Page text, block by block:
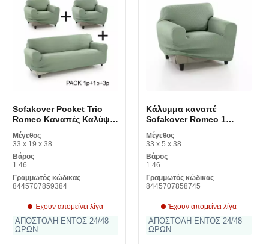
Sofakover Pocket Trio
Romeo Καναπές Καλύψτε
3 κομμάτια
Μέγεθος
33 x 19 x 38
Βάρος
1.46
Γραμμωτός κώδικας
8445707859384
Έχουν απομείνει λίγα
ΑΠΟΣΤΟΛΗ ΕΝΤΟΣ 24/48
ΩΡΩΝ
Κάλυμμα καναπέ
Sofakover Romeo 1
κάθισμα
Μέγεθος
33 x 5 x 38
Βάρος
1.46
Γραμμωτός κώδικας
8445707858745
Έχουν απομείνει λίγα
ΑΠΟΣΤΟΛΗ ΕΝΤΟΣ 24/48
ΩΡΩΝ